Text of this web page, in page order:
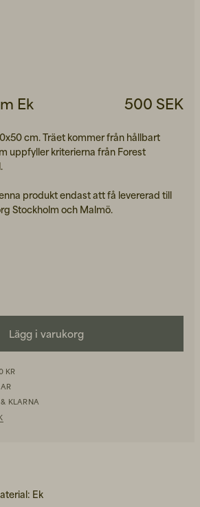
Back to Work för henne
Ek 500 SEK
cm. Träet kommer från hållbart
uppfyller kriterierna från Forest
produkt endast att få levererad till
Stockholm och Malmö.
Lägg i varukorg
KR
KLARNA
Ek